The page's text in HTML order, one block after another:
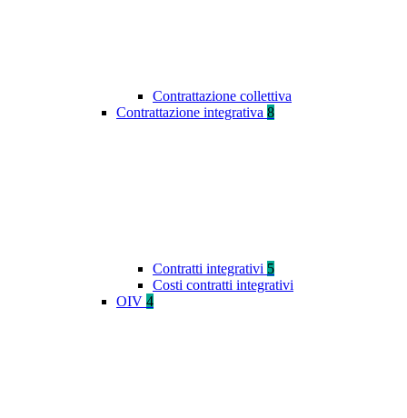
Contrattazione collettiva
Contrattazione integrativa 8
Contratti integrativi 5
Costi contratti integrativi
OIV 4